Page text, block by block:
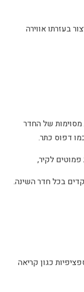
בעזרתו אווירה
של החדר
דפוס כתר.
לקיר,
בכל חדר השינה.
כגון קריאה